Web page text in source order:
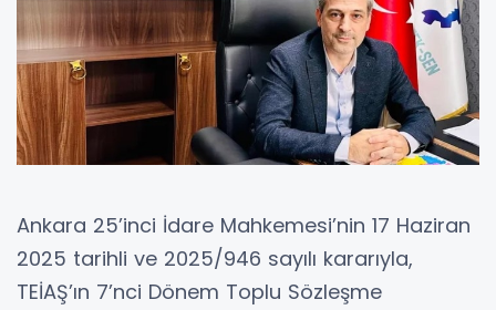
Ankara 25’inci İdare Mahkemesi’nin 17 Haziran
2025 tarihli ve 2025/946 sayılı kararıyla,
TEİAŞ’ın 7’nci Dönem Toplu Sözleşme